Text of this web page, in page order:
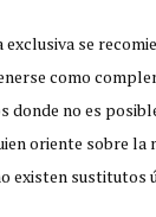
exclusiva se
como
donde no es
oriente sobre
existen sustitutos